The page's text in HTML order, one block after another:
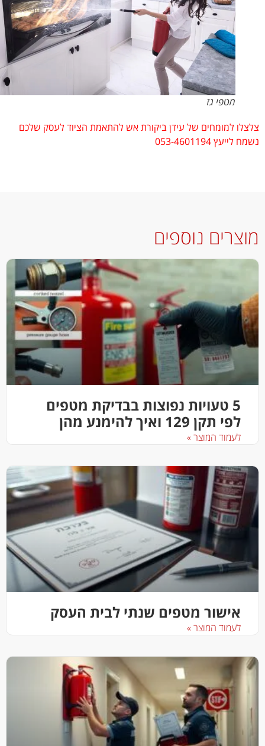
מטפי גז
למומחים של עידן ביקורת אש להתאמת הציוד לעסק שלכם
053-4601194
נוספים
5 טעויות נפוצות בבדיקת מטפים
לפי תקן 129 ואיך להימנע מהן
לעמוד המוצר »
אישור מטפים שנתי לבית העסק
לעמוד המוצר »